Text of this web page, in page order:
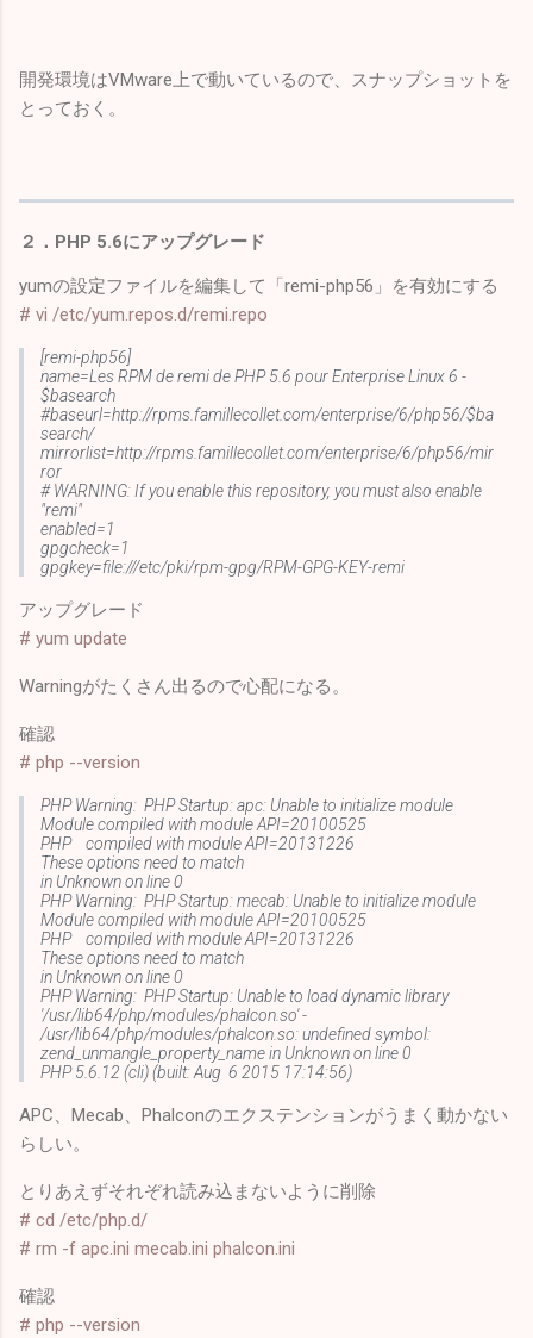
開発環境はVMware上で動いているので、スナップショットを
とっておく。
２．PHP 5.6にアップグレード
yumの設定ファイルを編集して「remi-php56」を有効にする
# vi /etc/yum.repos.d/remi.repo
[remi-php56]
name=Les RPM de remi de PHP 5.6 pour Enterprise Linux 6 -
$basearch
#baseurl=http://rpms.famillecollet.com/enterprise/6/php56/$ba
search/
mirrorlist=http://rpms.famillecollet.com/enterprise/6/php56/mir
ror
# WARNING: If you enable this repository, you must also enable
"remi"
enabled=1
gpgcheck=1
gpgkey=file:///etc/pki/rpm-gpg/RPM-GPG-KEY-remi
アップグレード
# yum update
Warningがたくさん出るので心配になる。
確認
# php --version
PHP Warning: PHP Startup: apc: Unable to initialize module
Module compiled with module API=20100525
PHP compiled with module API=20131226
These options need to match
in Unknown on line 0
PHP Warning: PHP Startup: mecab: Unable to initialize module
Module compiled with module API=20100525
PHP compiled with module API=20131226
These options need to match
in Unknown on line 0
PHP Warning: PHP Startup: Unable to load dynamic library
'/usr/lib64/php/modules/phalcon.so' -
/usr/lib64/php/modules/phalcon.so: undefined symbol:
zend_unmangle_property_name in Unknown on line 0
PHP 5.6.12 (cli) (built: Aug 6 2015 17:14:56)
APC、Mecab、Phalconのエクステンションがうまく動かない
らしい。
とりあえずそれぞれ読み込まないように削除
# cd /etc/php.d/
# rm -f apc.ini mecab.ini phalcon.ini
確認
# php --version